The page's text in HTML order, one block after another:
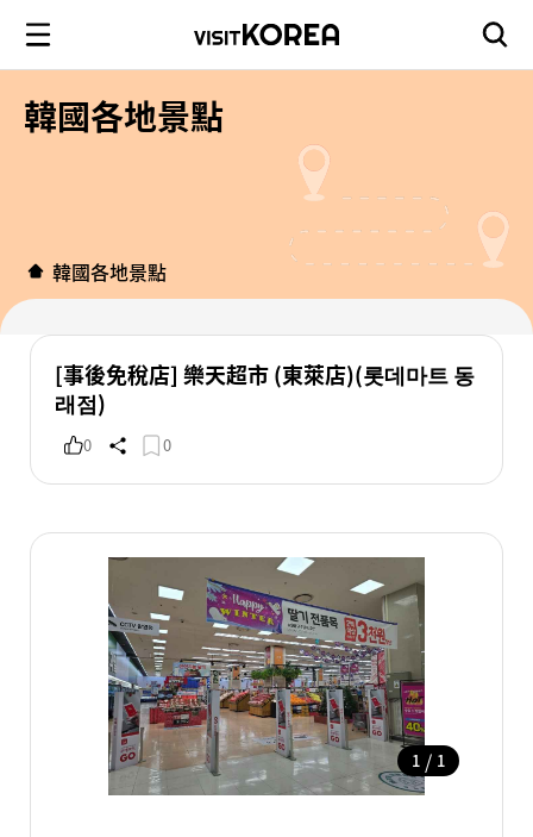
韓國各地景點
韓國各地景點
[事後免稅店] 樂天超市 (東萊店)(롯데마트 동
래점)
0 0
1 / 1